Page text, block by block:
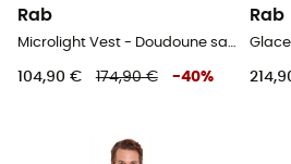
Rab
Microlight Vest - Doudoune sans manches femme
104,90 € 174,90 € -40%
Rab